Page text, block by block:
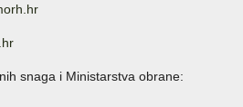
snaga i Ministarstva obrane: